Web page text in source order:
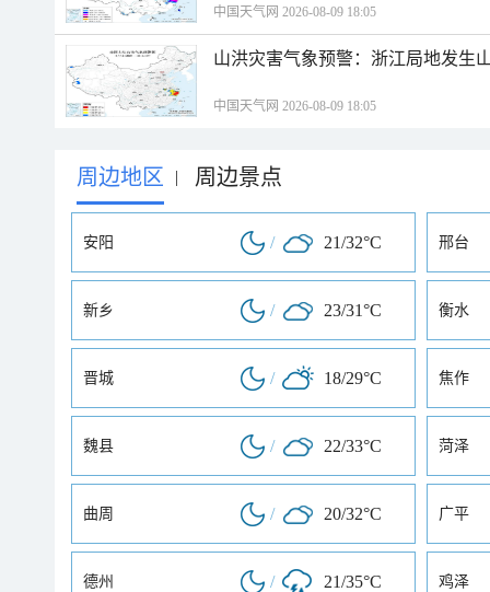
中国天气网 2026-08-09 18:05
山洪灾害气象预警：浙江局地发生
中国天气网 2026-08-09 18:05
周边地区 | 周边景点
安阳 / 21/32°C 邢台
新乡 / 23/31°C 衡水
晋城 / 18/29°C 焦作
魏县 / 22/33°C 菏泽
曲周 / 20/32°C 广平
德州 / 21/35°C 鸡泽